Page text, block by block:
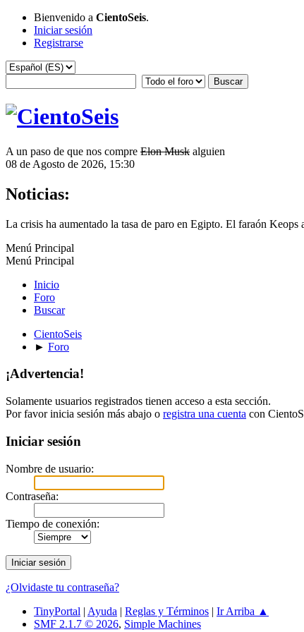
Bienvenido a CientoSeis.
Iniciar sesión
Registrarse
A un paso de que nos compre Elon Musk alguien
08 de Agosto de 2026, 15:30
Noticias:
La crisis ha aumentado la tasa de paro en Egipto. El faraón Keops
Menú Principal
Menú Principal
Inicio
Foro
Buscar
CientoSeis
► Foro
¡Advertencia!
Solamente usuarios registrados tienen acceso a esta sección.
Por favor inicia sesión más abajo o registra una cuenta con
Iniciar sesión
Nombre de usuario:
Contraseña:
Tiempo de conexión:
¿Olvidaste tu contraseña?
TinyPortal | Ayuda | Reglas y Términos | Ir Arriba ▲
SMF 2.1.7 © 2026, Simple Machines